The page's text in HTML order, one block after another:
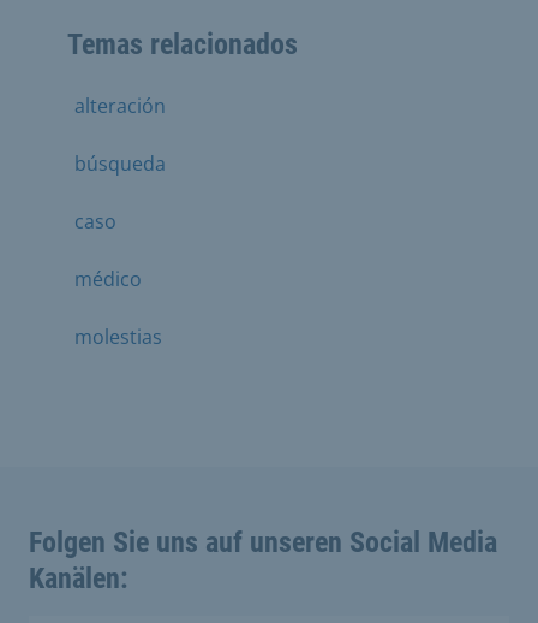
Temas relacionados
alteración
búsqueda
caso
médico
molestias
Folgen Sie uns auf unseren Social Media
Kanälen: